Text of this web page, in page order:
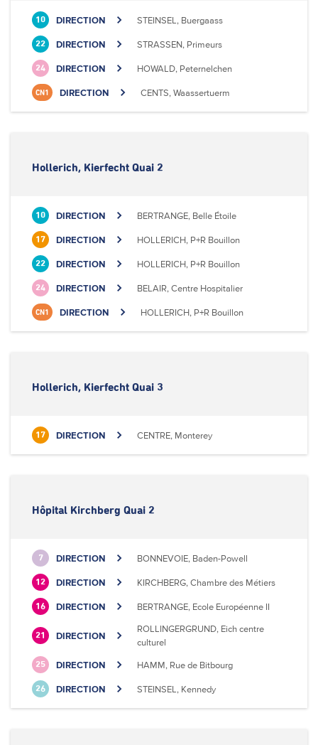
10 DIRECTION STEINSEL, Buergaass
22 DIRECTION STRASSEN, Primeurs
24 DIRECTION HOWALD, Peternelchen
CN1 DIRECTION CENTS, Waassertuerm
Hollerich, Kierfecht Quai 2
10 DIRECTION BERTRANGE, Belle Étoile
17 DIRECTION HOLLERICH, P+R Bouillon
22 DIRECTION HOLLERICH, P+R Bouillon
24 DIRECTION BELAIR, Centre Hospitalier
CN1 DIRECTION HOLLERICH, P+R Bouillon
Hollerich, Kierfecht Quai 3
17 DIRECTION CENTRE, Monterey
Hôpital Kirchberg Quai 2
7 DIRECTION BONNEVOIE, Baden-Powell
12 DIRECTION KIRCHBERG, Chambre des Métiers
16 DIRECTION BERTRANGE, Ecole Européenne II
21 DIRECTION
ROLLINGERGRUND, Eich centre
culturel
25 DIRECTION HAMM, Rue de Bitbourg
26 DIRECTION STEINSEL, Kennedy